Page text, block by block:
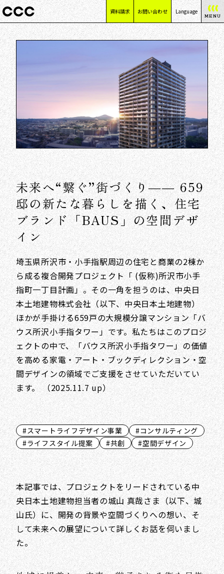
資料請求 お問い合わせ Language
日本語
繁體中文
MENU
未来へ“繋ぐ”街づくり―― 659
邸の新たな暮らしを描く、住宅
ブランド「BAUS」の空間デザ
イン
埼玉県所沢市・小手指駅周辺の住宅と商業の2棟か
ら成る複合開発プロジェクト「 (仮称)所沢市小手
指町一丁目計画」。その一角を担うのは、中央日
本土地建物株式会社（以下、中央日本土地建物）
ほかが手掛ける659戸の大規模分譲マンション「バ
ウス所沢小手指タワー」です。私たちはこのプロジ
ェクトの中で、「バウス所沢小手指タワー」の価値
を高める家電・アート・ブックディレクション・空
間デザインの領域でご支援をさせていただいてい
ます。 （2025.11.7 up）
#スマートライフデザイン事業
#コンサルティング
#ライフスタイル提案
#共創 #空間デザイン
本記事では、プロジェクトをリードされている中
央日本土地建物担当者の城山 真哉さま（以下、城
山氏）に、開発の背景や空間づくりへの想い、そ
して未来への展望について詳しくお話を伺いまし
た。